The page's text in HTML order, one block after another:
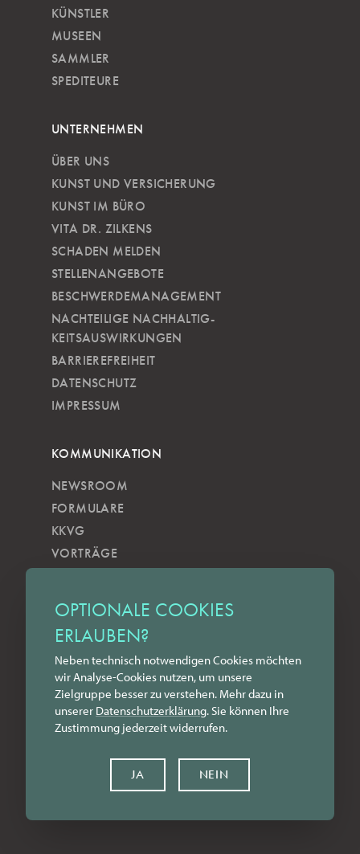
OPTIONALE COOKIES
ERLAUBEN?
Neben technisch notwendigen Cookies möchten
wir Analyse-Cookies nutzen, um unsere
Zielgruppe besser zu verstehen. Mehr dazu in
unserer Datenschutz­erklärung. Sie können Ihre
Zustimmung jederzeit widerrufen.
JA NEIN
KÜNSTLER
MUSEEN
SAMMLER
SPEDITEURE
UNTERNEHMEN
ÜBER UNS
KUNST UND VERSICHERUNG
KUNST IM BÜRO
VITA DR. ZILKENS
SCHADEN MELDEN
STELLENANGEBOTE
BESCHWERDEMANAGEMENT
NACHTEILIGE NACH­HALTIG­
KEITSAUSWIRKUNGEN
BARRIEREFREIHEIT
DATENSCHUTZ
IMPRESSUM
KOMMUNIKATION
NEWSROOM
FORMULARE
KKVG
VORTRÄGE
ZILKENS NEWSBLOG
NEWSLETTER
YOUTUBE
INSTAGRAM
FACEBOOK
LINKEDIN